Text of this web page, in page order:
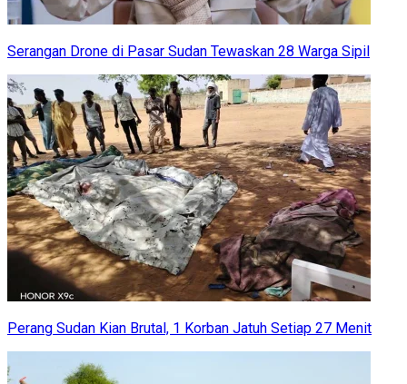
Serangan Drone di Pasar Sudan Tewaskan 28 Warga Sipil
Perang Sudan Kian Brutal, 1 Korban Jatuh Setiap 27 Menit